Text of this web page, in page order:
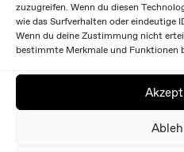
zuzugreifen. Wenn du diesen
wie das Surfverhalten oder eindeutige
Wenn du deine Zustimmung nicht
bestimmte Merkmale und Funktionen